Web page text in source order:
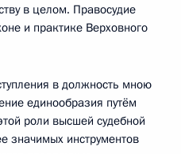
в целом. Правосудие
и практике Верховного
в должность мною
единообразия путём
роли высшей судебной
значимых инструментов